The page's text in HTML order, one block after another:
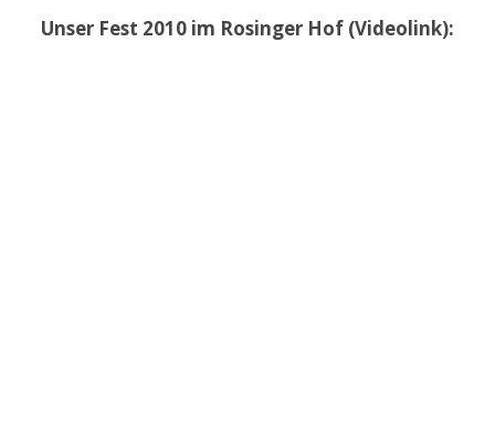
Unser Fest 2010 im Rosinger Hof (Videolink):